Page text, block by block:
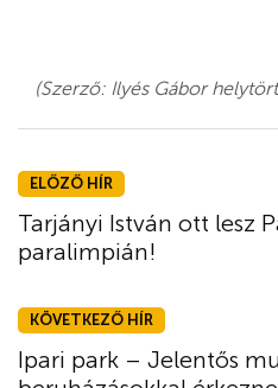
(Szerző: Ilyés Gábor
ELŐZŐ HÍR
Tarjányi István ott lesz
paralimpián!
KÖVETKEZŐ HÍR
Ipari park – Jelentős